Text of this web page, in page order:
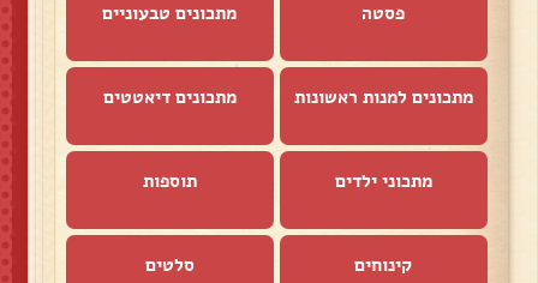
פסטה מתכונים טבעוניים
מתכונים למנות ראשונות מתכונים דיאטטים
מתכוני ילדים תוספות
קינוחים סלטים